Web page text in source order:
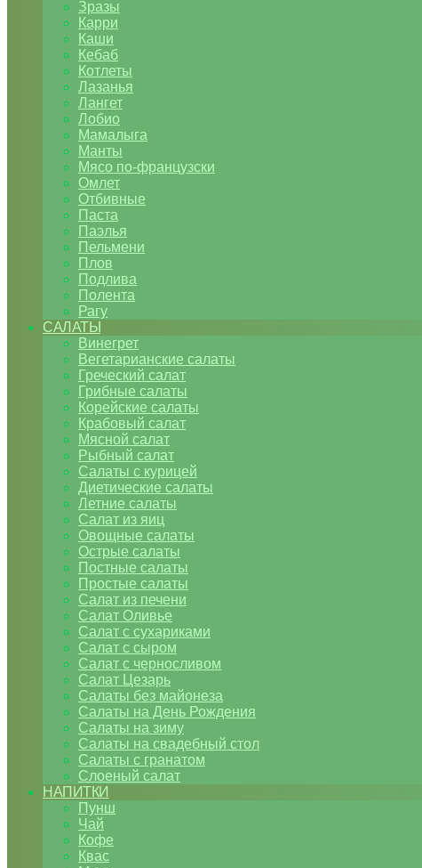
Зразы
Карри
Каши
Кебаб
Котлеты
Лазанья
Лангет
Лобио
Мамалыга
Манты
Мясо по-французски
Омлет
Отбивные
Паста
Паэлья
Пельмени
Плов
Подлива
Полента
Рагу
САЛАТЫ
Винегрет
Вегетарианские салаты
Греческий салат
Грибные салаты
Корейские салаты
Крабовый салат
Мясной салат
Рыбный салат
Салаты с курицей
Диетические салаты
Летние салаты
Салат из яиц
Овощные салаты
Острые салаты
Постные салаты
Простые салаты
Салат из печени
Салат Оливье
Салат с сухариками
Салат с сыром
Салат с черносливом
Салат Цезарь
Салаты без майонеза
Салаты на День Рождения
Салаты на зиму
Салаты на свадебный стол
Салаты с гранатом
Слоеный салат
НАПИТКИ
Пунш
Чай
Кофе
Квас